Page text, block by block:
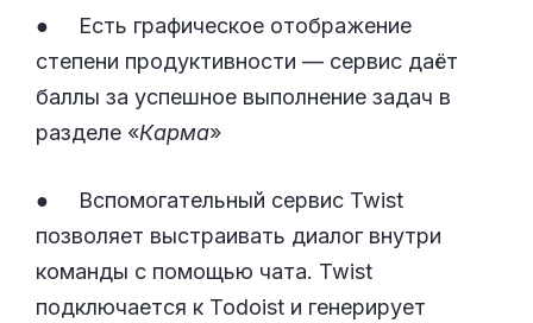
● Есть графическое отображение
степени продуктивности — сервис даёт
баллы за успешное выполнение задач в
разделе «Карма»
● Вспомогательный сервис Twist
позволяет выстраивать диалог внутри
команды с помощью чата. Twist
подключается к Todoist и генерирует